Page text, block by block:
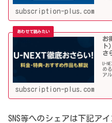
subscription-plus.com
お
ト
さ
U-
め
ア
subscription-plus.com
SNS等へのシェアは下記アイ